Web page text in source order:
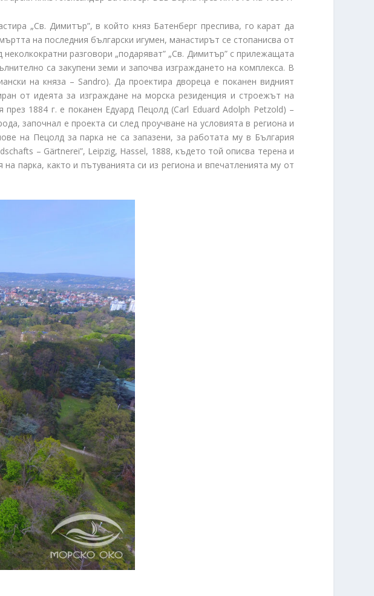
„Св. Димитър”, в който княз Батенберг преспива, го карат да
на последния български игумен, манастирът се стопанисва от
разговори „подаряват” „Св. Димитър” с прилежащата
са закупени земи и започва изграждането на комплекса. В
на княза – Sandro). Да проектира двореца е поканен видният
от идеята за изграждане на морска резиденция и строежът на
1884 г. е поканен Едуард Пецолд (Carl Eduard Adolph Petzold) –
започнал е проекта си след проучване на условията в региона и
на Пецолд за парка не са запазени, за работата му в България
– Gärtnerei”, Leipzig, Hassel, 1888, където той описва терена и
парка, както и пътуванията си из региона и впечатленията му от